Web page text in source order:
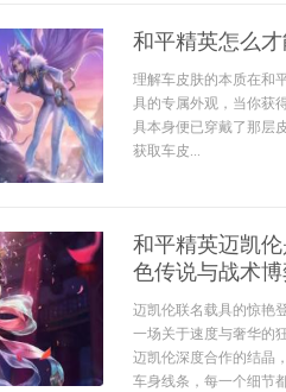
和平精英怎么
理解车皮肤的本质在和
具的专属外观，当你获
具本身便已穿戴了那层
获取车皮...
和平精英迈凯
色传说与战术
迈凯伦联名载具的惊艳
一场关于速度与奢华的
迈凯伦深度合作的结晶
车身线条，每一个细节